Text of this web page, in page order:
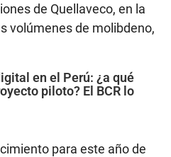
de Quellaveco, en la
volúmenes de molibdeno,
en el Perú: ¿a qué
piloto? El BCR lo
para este año de